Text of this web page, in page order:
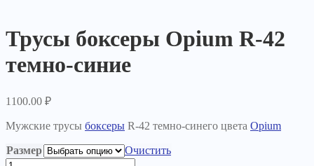
Трусы боксеры Opium R-42
темно-синие
1100.00 ₽
Мужские трусы боксеры R-42 темно-синего цвета Opium
Размер
Очистить
Количество